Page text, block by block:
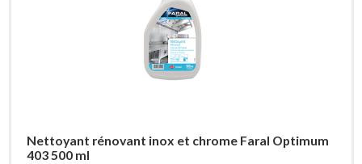
Nettoyant rénovant inox et chrome Faral Optimum
403 500 ml